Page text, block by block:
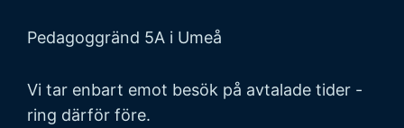
Pedagoggränd 5A i Umeå
Vi tar enbart emot besök på avtalade tider -
ring därför före.